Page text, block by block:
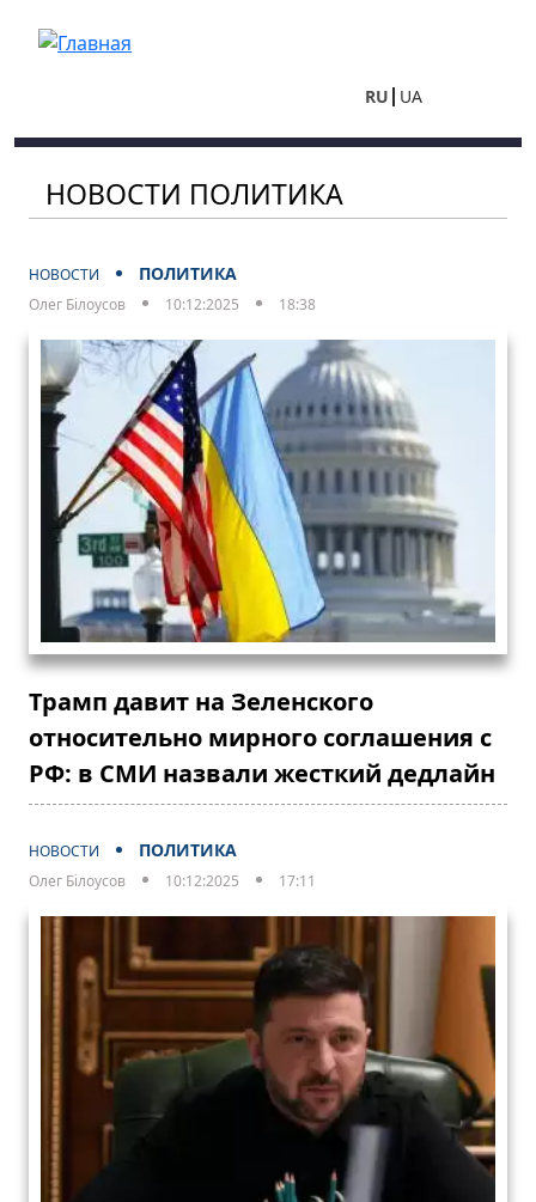
RU UA
НОВОСТИ ПОЛИТИКА
НОВОСТИ ПОЛИТИКА
Олег Білоусов 10:12:2025 18:38
Трамп давит на Зеленского
относительно мирного соглашения с
РФ: в СМИ назвали жесткий дедлайн
НОВОСТИ ПОЛИТИКА
Олег Білоусов 10:12:2025 17:11